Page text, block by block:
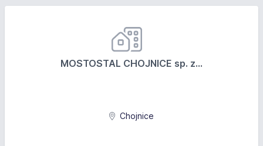
MOSTOSTAL CHOJNICE sp. z...
Chojnice